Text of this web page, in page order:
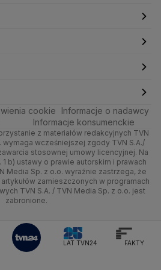
Wyższego
i Polityki Społecznej
Moskwa
cookie
Informacje o nadawcy
Informacje konsumenckie
z materiałów redakcyjnych TVN
wymaga wcześniejszej zgody TVN S.A./
stosownej umowy licencyjnej. Na
1 b) ustawy o prawie autorskim i prawach
Media Sp. z o.o. wyraźnie zastrzega, że
zamieszczonych w programach
TVN S.A. / TVN Media Sp. z o.o. jest
zabronione.
LAT TVN24 FAKTY